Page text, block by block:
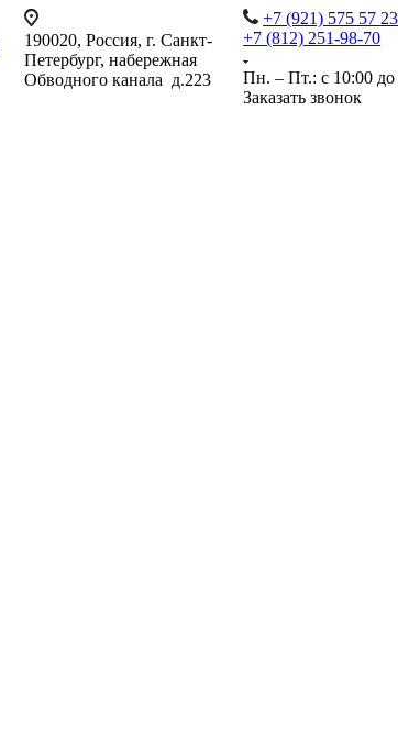
190020, Россия, г. Санкт-
Петербург, набережная
Обводного канала д.223
+7 (921) 575 57 23
+7 (812) 251-98-70
Пн. – Пт.: с 10:00 до
Заказать звонок